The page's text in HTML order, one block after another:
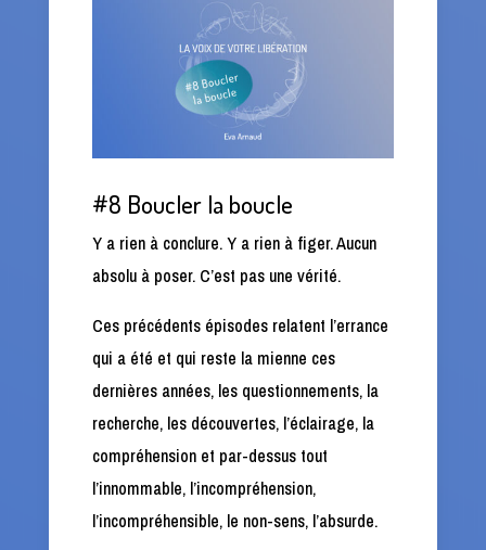
#8 Boucler la boucle
Y a rien à conclure. Y a rien à figer. Aucun
absolu à poser. C’est pas une vérité.
Ces précédents épisodes relatent l’errance
qui a été et qui reste la mienne ces
dernières années, les questionnements, la
recherche, les découvertes, l’éclairage, la
compréhension et par-dessus tout
l’innommable, l’incompréhension,
l’incompréhensible, le non-sens, l’absurde.